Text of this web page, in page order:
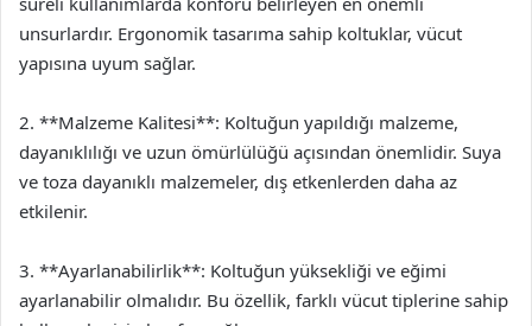
unsurlardır. Ergonomik tasarıma sahip koltuklar, vücut
yapısına uyum sağlar.
2. **Malzeme Kalitesi**: Koltuğun yapıldığı malzeme,
dayanıklılığı ve uzun ömürlülüğü açısından önemlidir. Suya
ve toza dayanıklı malzemeler, dış etkenlerden daha az
etkilenir.
3. **Ayarlanabilirlik**: Koltuğun yüksekliği ve eğimi
ayarlanabilir olmalıdır. Bu özellik, farklı vücut tiplerine sahip